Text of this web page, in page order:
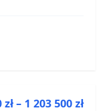
– 1 203 500 zł